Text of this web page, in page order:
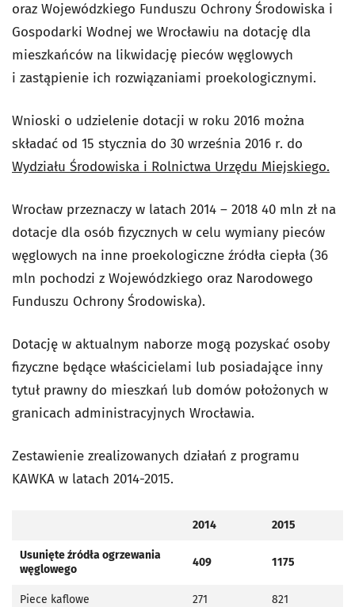
oraz Wojewódzkiego Funduszu Ochrony Środowiska i
Gospodarki Wodnej we Wrocławiu na dotację dla
mieszkańców na likwidację pieców węglowych
i zastąpienie ich rozwiązaniami proekologicznymi.
Wnioski o udzielenie dotacji w roku 2016 można
składać od 15 stycznia do 30 września 2016 r. do
Wydziału Środowiska i Rolnictwa Urzędu Miejskiego.
Wrocław przeznaczy w latach 2014 – 2018 40 mln zł na
dotacje dla osób fizycznych w celu wymiany pieców
węglowych na inne proekologiczne źródła ciepła (36
mln pochodzi z Wojewódzkiego oraz Narodowego
Funduszu Ochrony Środowiska).
Dotację w aktualnym naborze mogą pozyskać osoby
fizyczne będące właścicielami lub posiadające inny
tytuł prawny do mieszkań lub domów położonych w
granicach administracyjnych Wrocławia.
Zestawienie zrealizowanych działań z programu
KAWKA w latach 2014-2015.
2014 2015
Usunięte źródła ogrzewania
węglowego
409 1175
Piece kaflowe 271 821